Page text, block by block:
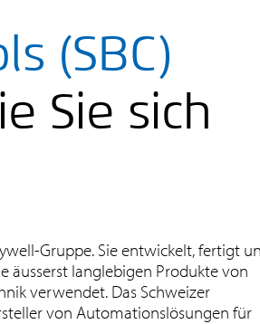
(SBC)
Sie sich
Gruppe. Sie entwickelt, fertigt
äusserst langlebigen Produkte von
verwendet. Das Schweizer
von Automationslösungen für